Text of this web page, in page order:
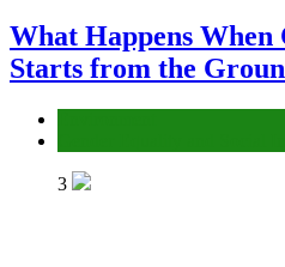
What Happens
Starts from the
3